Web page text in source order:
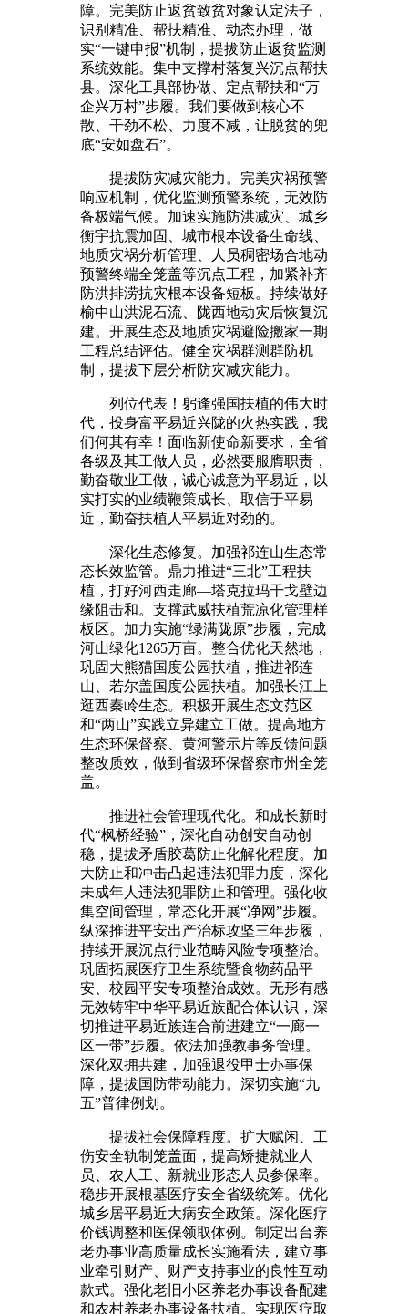
障。完美防止返贫致贫对象认定法子，
识别精准、帮扶精准、动态办理，做
实“一键申报”机制，提拔防止返贫监测
系统效能。集中支撑村落复兴沉点帮扶
县。深化工具部协做、定点帮扶和“万
企兴万村”步履。我们要做到核心不
散、干劲不松、力度不减，让脱贫的兜
底“安如盘石”。
提拔防灾减灾能力。完美灾祸预警
响应机制，优化监测预警系统，无效防
备极端气候。加速实施防洪减灾、城乡
衡宇抗震加固、城市根本设备生命线、
地质灾祸分析管理、人员稠密场合地动
预警终端全笼盖等沉点工程，加紧补齐
防洪排涝抗灾根本设备短板。持续做好
榆中山洪泥石流、陇西地动灾后恢复沉
建。开展生态及地质灾祸避险搬家一期
工程总结评估。健全灾祸群测群防机
制，提拔下层分析防灾减灾能力。
列位代表！躬逢强国扶植的伟大时
代，投身富平易近兴陇的火热实践，我
们何其有幸！面临新使命新要求，全省
各级及其工做人员，必然要服膺职责，
勤奋敬业工做，诚心诚意为平易近，以
实打实的业绩鞭策成长、取信于平易
近，勤奋扶植人平易近对劲的。
深化生态修复。加强祁连山生态常
态长效监管。鼎力推进“三北”工程扶
植，打好河西走廊—塔克拉玛干戈壁边
缘阻击和。支撑武威扶植荒凉化管理样
板区。加力实施“绿满陇原”步履，完成
河山绿化1265万亩。整合优化天然地，
巩固大熊猫国度公园扶植，推进祁连
山、若尔盖国度公园扶植。加强长江上
逛西秦岭生态。积极开展生态文范区
和“两山”实践立异建立工做。提高地方
生态环保督察、黄河警示片等反馈问题
整改质效，做到省级环保督察市州全笼
盖。
推进社会管理现代化。和成长新时
代“枫桥经验”，深化自动创安自动创
稳，提拔矛盾胶葛防止化解化程度。加
大防止和冲击凸起违法犯罪力度，深化
未成年人违法犯罪防止和管理。强化收
集空间管理，常态化开展“净网”步履。
纵深推进平安出产治标攻坚三年步履，
持续开展沉点行业范畴风险专项整治。
巩固拓展医疗卫生系统暨食物药品平
安、校园平安专项整治成效。无形有感
无效铸牢中华平易近族配合体认识，深
切推进平易近族连合前进建立“一廊一
区一带”步履。依法加强教事务管理。
深化双拥共建，加强退役甲士办事保
障，提拔国防带动能力。深切实施“九
五”普律例划。
提拔社会保障程度。扩大赋闲、工
伤安全轨制笼盖面，提高矫捷就业人
员、农人工、新就业形态人员参保率。
稳步开展根基医疗安全省级统筹。优化
城乡居平易近大病安全政策。深化医疗
价钱调整和医保领取体例。制定出台养
老办事业高质量成长实施看法，建立事
业牵引财产、财产支持事业的良性互动
款式。强化老旧小区养老办事设备配建
和农村养老办事设备扶植。实现医疗取